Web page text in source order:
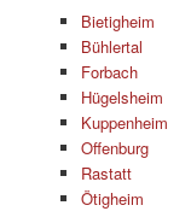
Bietigheim
Bühlertal
Forbach
Hügelsheim
Kuppenheim
Offenburg
Rastatt
Ötigheim